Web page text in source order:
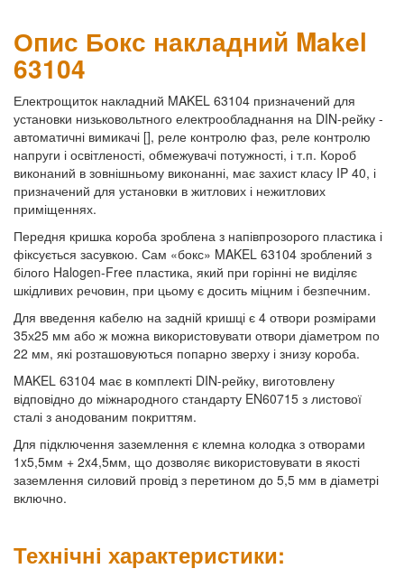
Опис Бокс накладний Makel
63104
Електрощиток накладний MAKEL 63104 призначений для
установки низьковольтного електрообладнання на DIN-рейку -
автоматичні вимикачі [], реле контролю фаз, реле контролю
напруги і освітленості, обмежувачі потужності, і т.п. Короб
виконаний в зовнішньому виконанні, має захист класу IP 40, і
призначений для установки в житлових і нежитлових
приміщеннях.
Передня кришка короба зроблена з напівпрозорого пластика і
фіксується засувкою. Сам «бокс» MAKEL 63104 зроблений з
білого Halogen-Free пластика, який при горінні не виділяє
шкідливих речовин, при цьому є досить міцним і безпечним.
Для введення кабелю на задній кришці є 4 отвори розмірами
35х25 мм або ж можна використовувати отвори діаметром по
22 мм, які розташовуються попарно зверху і знизу короба.
MAKEL 63104 має в комплекті DIN-рейку, виготовлену
відповідно до міжнародного стандарту EN60715 з листової
сталі з анодованим покриттям.
Для підключення заземлення є клемна колодка з отворами
1x5,5мм + 2x4,5мм, що дозволяє використовувати в якості
заземлення силовий провід з перетином до 5,5 мм в діаметрі
включно.
Технічні характеристики: